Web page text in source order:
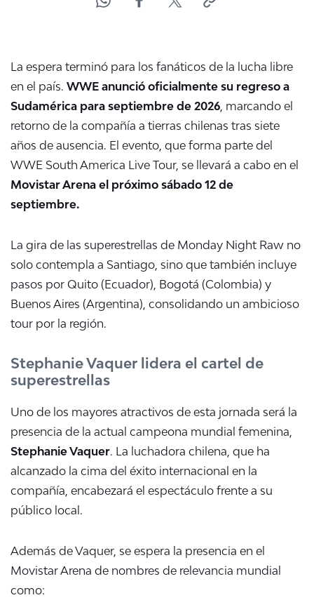
La espera terminó para los fanáticos de la lucha libre
en el país. WWE anunció oficialmente su regreso a
Sudamérica para septiembre de 2026, marcando el
retorno de la compañía a tierras chilenas tras siete
años de ausencia. El evento, que forma parte del
WWE South America Live Tour, se llevará a cabo en el
Movistar Arena el próximo sábado 12 de
septiembre.
La gira de las superestrellas de Monday Night Raw no
solo contempla a Santiago, sino que también incluye
pasos por Quito (Ecuador), Bogotá (Colombia) y
Buenos Aires (Argentina), consolidando un ambicioso
tour por la región.
Stephanie Vaquer lidera el cartel de
superestrellas
Uno de los mayores atractivos de esta jornada será la
presencia de la actual campeona mundial femenina,
Stephanie Vaquer. La luchadora chilena, que ha
alcanzado la cima del éxito internacional en la
compañía, encabezará el espectáculo frente a su
público local.
Además de Vaquer, se espera la presencia en el
Movistar Arena de nombres de relevancia mundial
como: